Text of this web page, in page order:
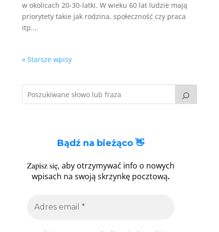
w okolicach 20-30-latki. W wieku 60 lat ludzie mają
priorytety takie jak rodzina, społeczność czy praca
itp....
« Starsze wpisy
Bądź na bieżąco 👋
Zapisz się, aby otrzymywać info o nowych
wpisach na swoją skrzynkę pocztową.